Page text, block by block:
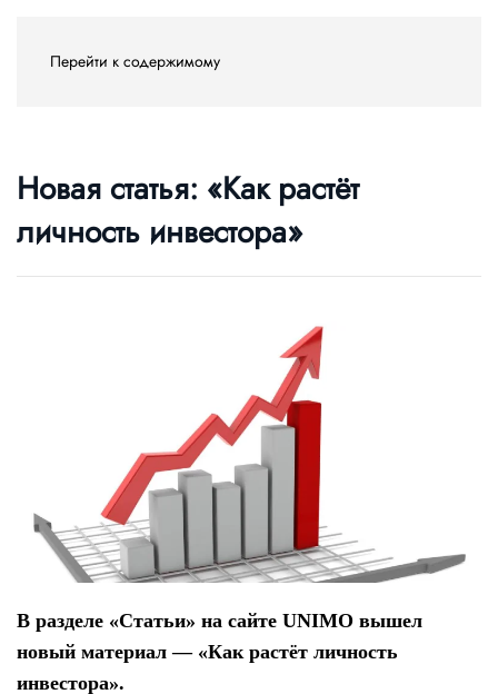
Перейти к содержимому
Новая статья: «Как растёт
личность инвестора»
В разделе «Статьи» на сайте UNIMO вышел
новый материал — «Как растёт личность
инвестора».